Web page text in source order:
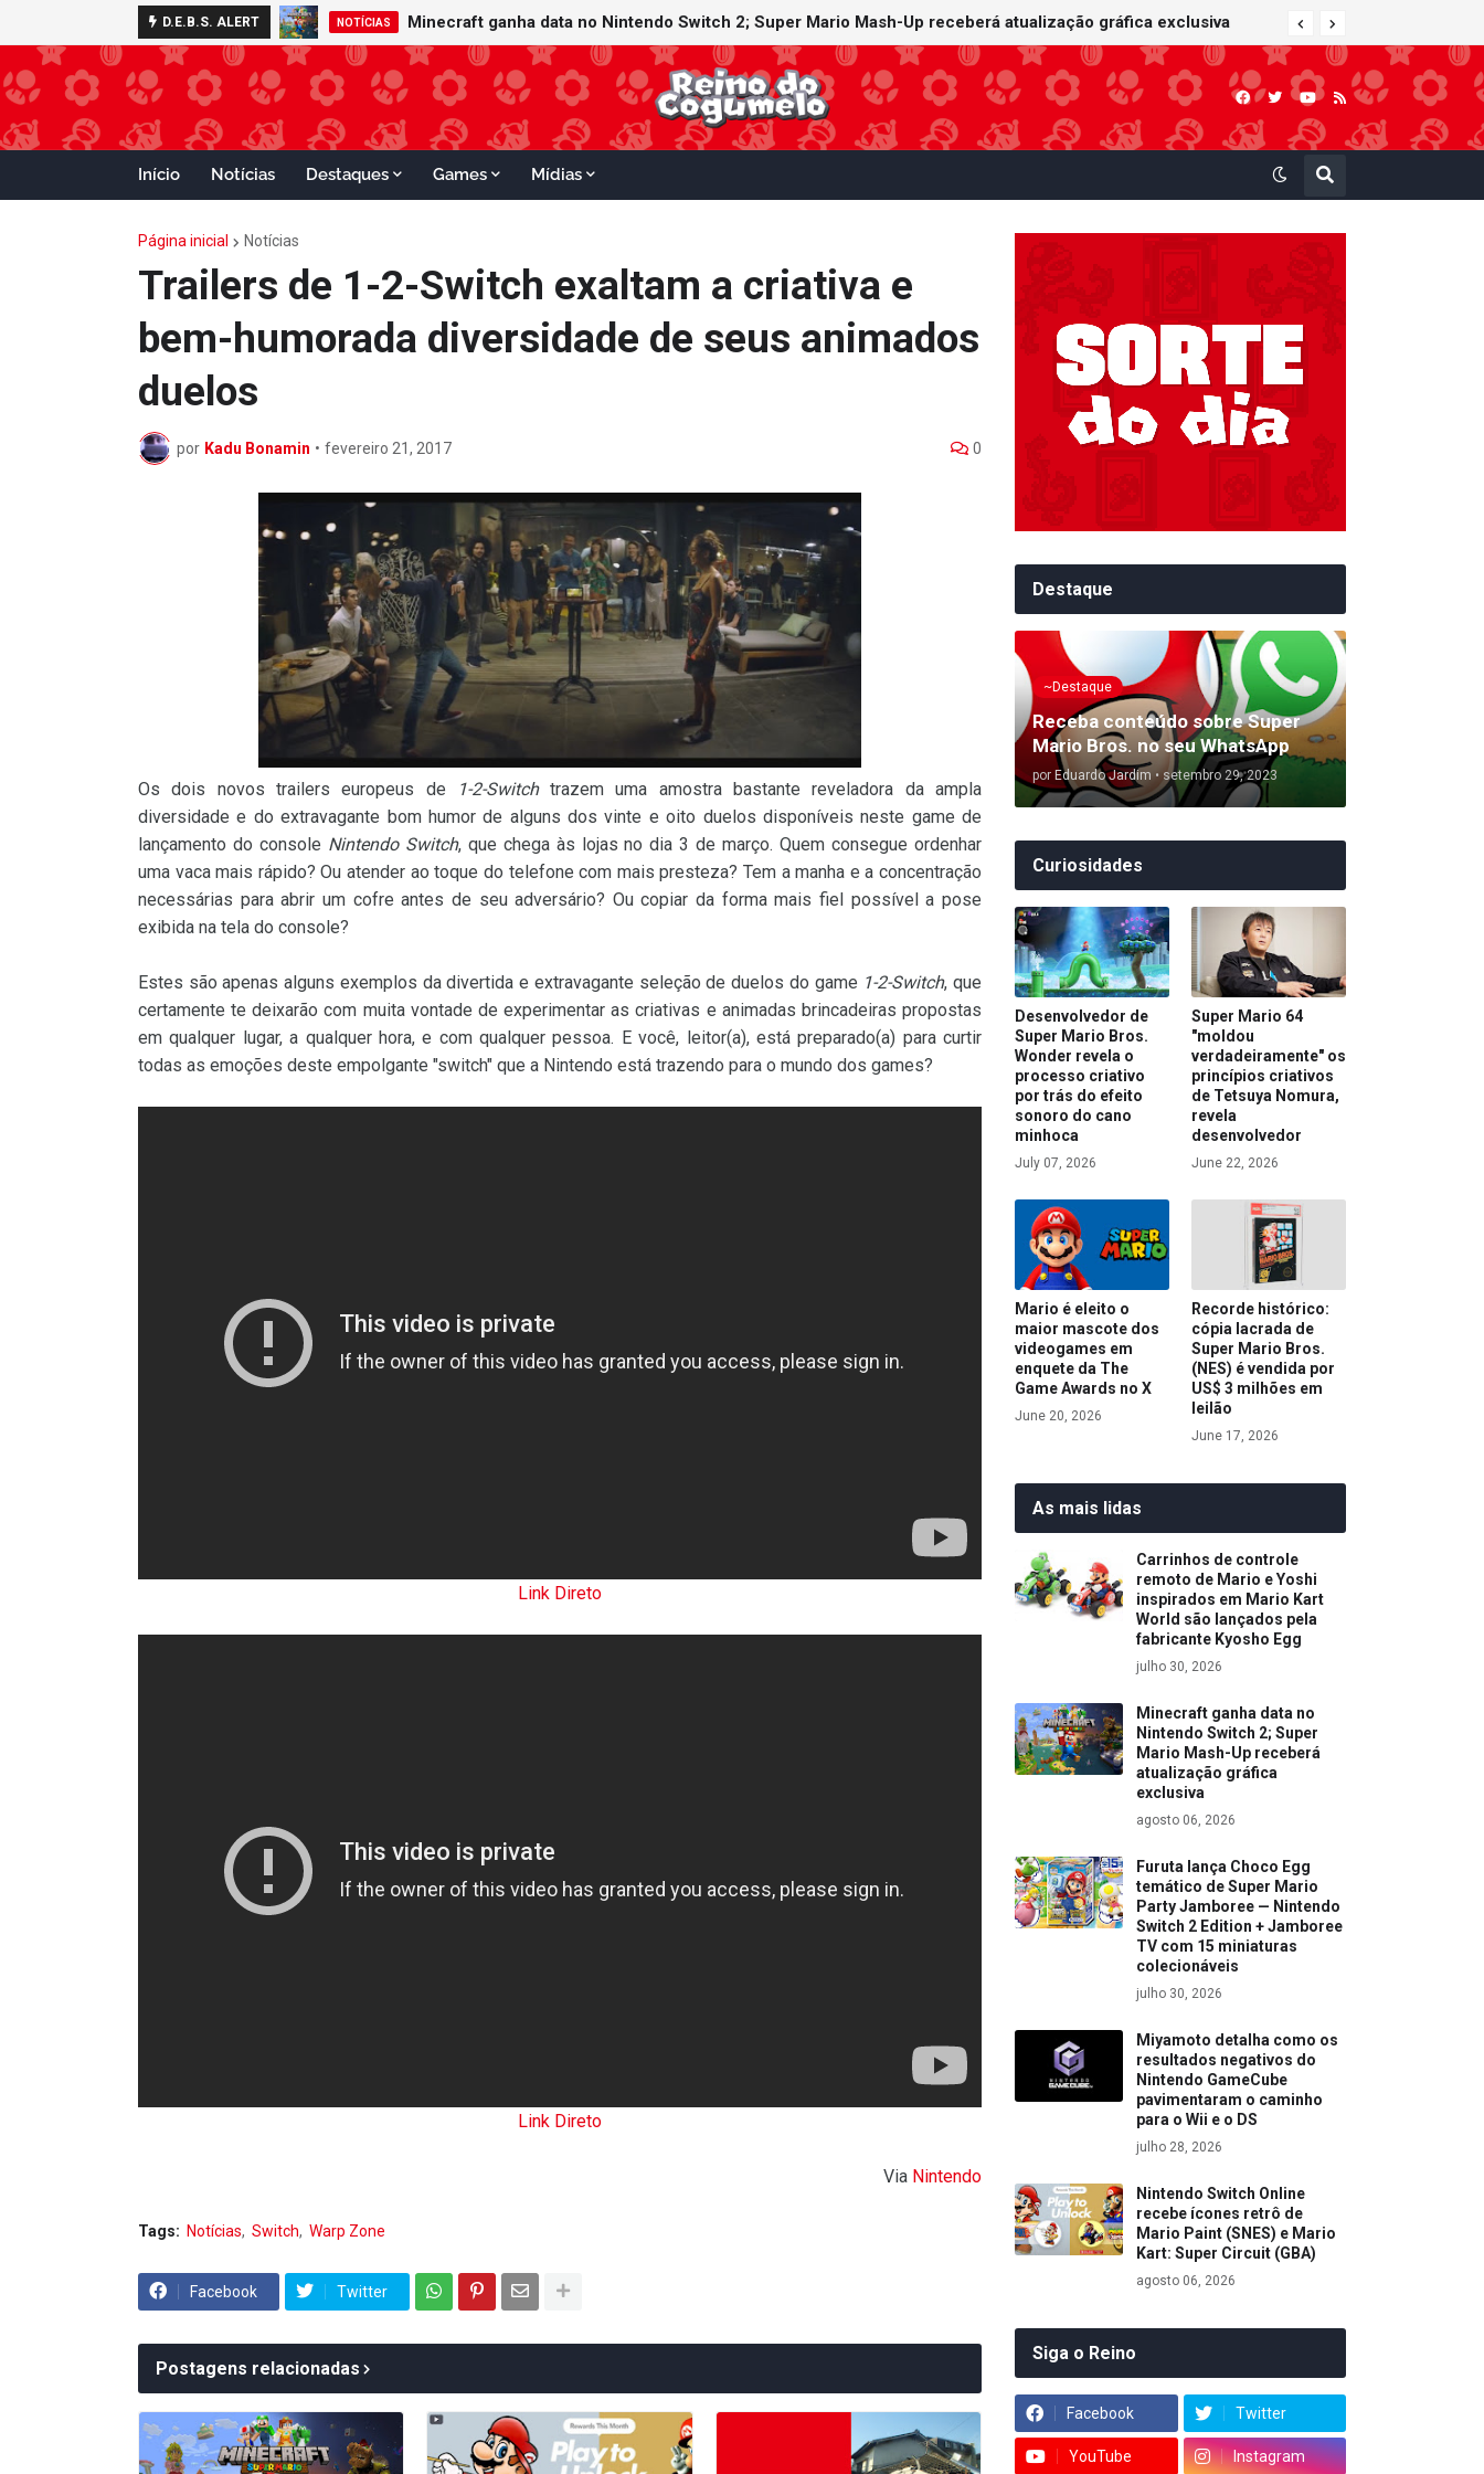
D.E.B.S. ALERT NOTÍCIAS Minecraft ganha data no Nintendo Switch 2; Super Mario Mash-Up receberá atualização gráfica exclusiva
Início Notícias Destaques Games Mídias
Página inicial Notícias
Trailers de 1-2-Switch exaltam a criativa e
bem-humorada diversidade de seus animados
duelos
por Kadu Bonamin • fevereiro 21, 2017 0
Os dois novos trailers europeus de 1-2-Switchtrazem uma amostra bastante reveladora da ampla
diversidade e do extravagante bom humor de alguns dos vinte e oito duelos disponíveis neste game de
lançamento do console Nintendo Switch, que chega às lojas no dia 3 de março. Quem consegue ordenhar
uma vaca mais rápido? Ou atender ao toque do telefone com mais presteza? Tem a manha e a concentração
necessárias para abrir um cofre antes de seu adversário? Ou copiar da forma mais fiel possível a pose
exibida na tela do console?
Estes são apenas alguns exemplos da divertida e extravagante seleção de duelos do game 1-2-Switch, que
certamente te deixarão com muita vontade de experimentar as criativas e animadas brincadeiras propostas
em qualquer lugar, a qualquer hora, e com qualquer pessoa. E você, leitor(a), está preparado(a) para curtir
todas as emoções deste empolgante "switch" que a Nintendo está trazendo para o mundo dos games?
Link Direto
Link Direto
Via Nintendo
Tags: Notícias Switch Warp Zone
Facebook Twitter
Postagens relacionadas
Destaque
~Destaque
Receba conteúdo sobre Super
Mario Bros. no seu WhatsApp
por Eduardo Jardim • setembro 29, 2023
Curiosidades
Desenvolvedor de
Super Mario Bros.
Wonder revela o
processo criativo
por trás do efeito
sonoro do cano
minhoca
July 07, 2026
Super Mario 64
"moldou
verdadeiramente" os
princípios criativos
de Tetsuya Nomura,
revela
desenvolvedor
June 22, 2026
Mario é eleito o
maior mascote dos
videogames em
enquete da The
Game Awards no X
June 20, 2026
Recorde histórico:
cópia lacrada de
Super Mario Bros.
(NES) é vendida por
US$ 3 milhões em
leilão
June 17, 2026
As mais lidas
Carrinhos de controle
remoto de Mario e Yoshi
inspirados em Mario Kart
World são lançados pela
fabricante Kyosho Egg
julho 30, 2026
Minecraft ganha data no
Nintendo Switch 2; Super
Mario Mash-Up receberá
atualização gráfica
exclusiva
agosto 06, 2026
Furuta lança Choco Egg
temático de Super Mario
Party Jamboree — Nintendo
Switch 2 Edition + Jamboree
TV com 15 miniaturas
colecionáveis
julho 30, 2026
Miyamoto detalha como os
resultados negativos do
Nintendo GameCube
pavimentaram o caminho
para o Wii e o DS
julho 28, 2026
Nintendo Switch Online
recebe ícones retrô de
Mario Paint (SNES) e Mario
Kart: Super Circuit (GBA)
agosto 06, 2026
Siga o Reino
Facebook Twitter
YouTube Instagram